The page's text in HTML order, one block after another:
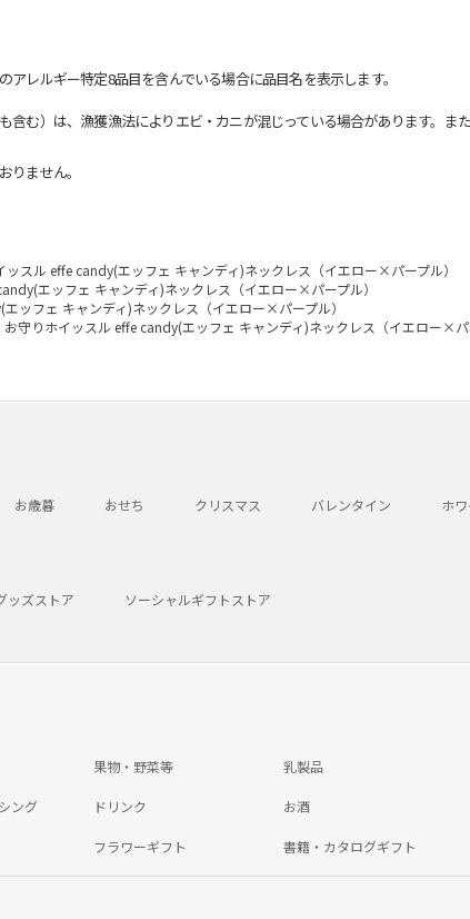
レルギー特定8品目を含んでいる場合に品目名を表示します。
む）は、漁獲漁法によりエビ・カニが混じっている場合があります。ま
ません。
ッスル effe candy(エッフェ キャンディ)ネックレス（イエロー×パープル）
エッフェ キャンディ)ネックレス（イエロー×パープル）
ッフェ キャンディ)ネックレス（イエロー×パープル）
お守りホイッスル effe candy(エッフェ キャンディ)ネックレス（イエロー×パ
お歳暮 おせち クリスマス バレンタイン ホ
ッズストア ソーシャルギフトストア
果物・野菜等 乳製品
ング ドリンク お酒
フラワーギフト 書籍・カタログギフト